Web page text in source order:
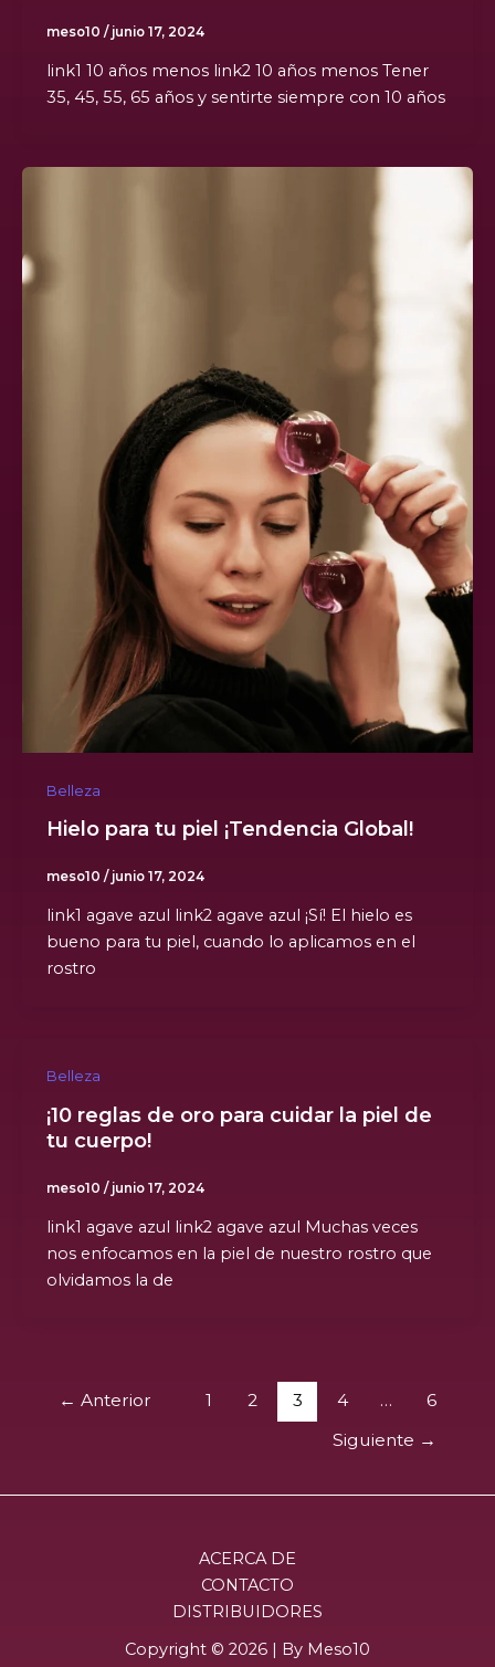
meso10 / junio 17, 2024
link1 10 años menos link2 10 años menos Tener
35, 45, 55, 65 años y sentirte siempre con 10 años
Belleza
Hielo para tu piel ¡Tendencia Global!
meso10 / junio 17, 2024
link1 agave azul link2 agave azul ¡Sí! El hielo es
bueno para tu piel, cuando lo aplicamos en el
rostro
Belleza
¡10 reglas de oro para cuidar la piel de
tu cuerpo!
meso10 / junio 17, 2024
link1 agave azul link2 agave azul Muchas veces
nos enfocamos en la piel de nuestro rostro que
olvidamos la de
← Anterior 1 2 3 4 …
6
Siguiente →
ACERCA DE
CONTACTO
DISTRIBUIDORES
Copyright © 2026 | By Meso10